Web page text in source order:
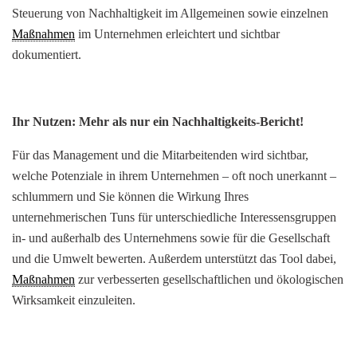
Steuerung von Nachhaltigkeit im Allgemeinen sowie einzelnen
Maßnahmen im Unternehmen erleichtert und sichtbar
dokumentiert.
Ihr Nutzen: Mehr als nur ein Nachhaltigkeits-Bericht!
Für das Management und die Mitarbeitenden wird sichtbar,
welche Potenziale in ihrem Unternehmen – oft noch unerkannt –
schlummern und Sie können die Wirkung Ihres
unternehmerischen Tuns für unterschiedliche Interessensgruppen
in- und außerhalb des Unternehmens sowie für die Gesellschaft
und die Umwelt bewerten. Außerdem unterstützt das Tool dabei,
Maßnahmen zur verbesserten gesellschaftlichen und ökologischen
Wirksamkeit einzuleiten.